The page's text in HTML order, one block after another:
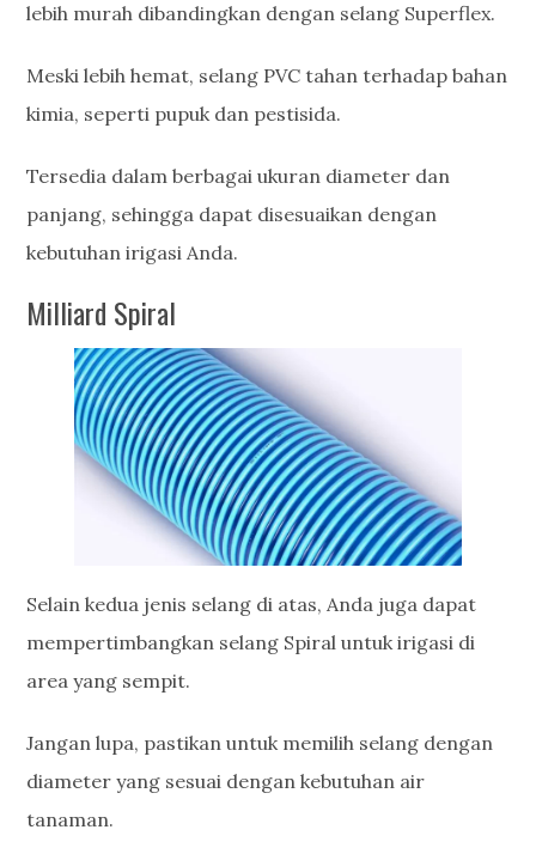
lebih murah dibandingkan dengan selang Superflex.
Meski lebih hemat, selang PVC tahan terhadap bahan
kimia, seperti pupuk dan pestisida.
Tersedia dalam berbagai ukuran diameter dan
panjang, sehingga dapat disesuaikan dengan
kebutuhan irigasi Anda.
Milliard Spiral
Selain kedua jenis selang di atas, Anda juga dapat
mempertimbangkan selang Spiral untuk irigasi di
area yang sempit.
Jangan lupa, pastikan untuk memilih selang dengan
diameter yang sesuai dengan kebutuhan air
tanaman.